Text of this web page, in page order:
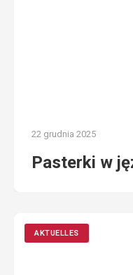
22 grudnia 2025
Pasterki w
AKTUELLES